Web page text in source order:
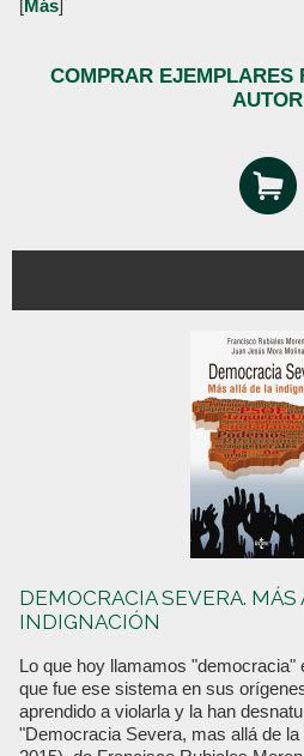
[Más]
COMPRAR EJEMPLARES
AUTOR
DEMOCRACIA SEVERA. MÁS
INDIGNACIÓN
Lo que hoy llamamos "democracia"
que fue ese sistema en sus
aprendido a violarla y la han
"Democracia Severa, mas allá de la